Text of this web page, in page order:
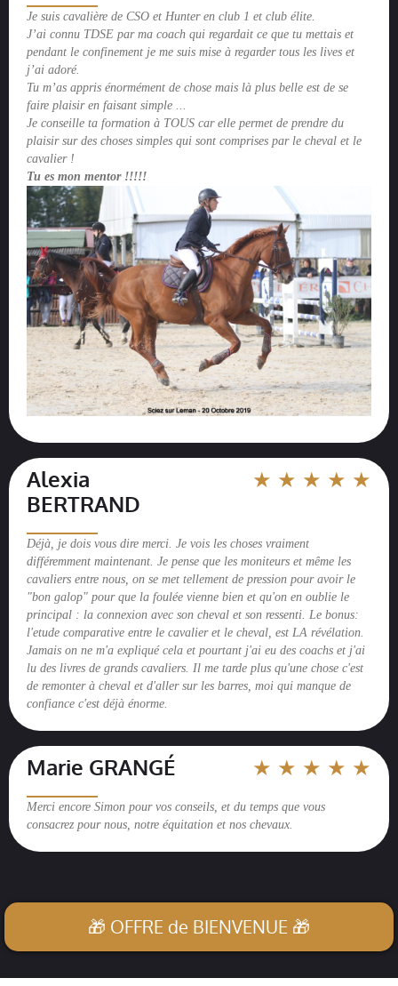
Je suis cavalière de CSO et Hunter en club 1 et club élite.
J’ai connu TDSE par ma coach qui regardait ce que tu mettais et
pendant le confinement je me suis mise à regarder tous les lives et
j’ai adoré.
Tu m’as appris énormément de chose mais là plus belle est de se
faire plaisir en faisant simple ...
Je conseille ta formation à TOUS car elle permet de prendre du
plaisir sur des choses simples qui sont comprises par le cheval et le
cavalier !
Tu es mon mentor !!!!!
Alexia
BERTRAND
★ ★ ★ ★ ★
Déjà, je dois vous dire merci. Je vois les choses vraiment
différemment maintenant. Je pense que les moniteurs et même les
cavaliers entre nous, on se met tellement de pression pour avoir le
"bon galop" pour que la foulée vienne bien et qu'on en oublie le
principal : la connexion avec son cheval et son ressenti. Le bonus:
l'etude comparative entre le cavalier et le cheval, est LA révélation.
Jamais on ne m'a expliqué cela et pourtant j'ai eu des coachs et j'ai
lu des livres de grands cavaliers. Il me tarde plus qu'une chose c'est
de remonter à cheval et d'aller sur les barres, moi qui manque de
confiance c'est déjà énorme.
Marie GRANGÉ ★ ★ ★ ★ ★
Merci encore Simon pour vos conseils, et du temps que vous
consacrez pour nous, notre équitation et nos chevaux.
🎁 OFFRE de BIENVENUE 🎁